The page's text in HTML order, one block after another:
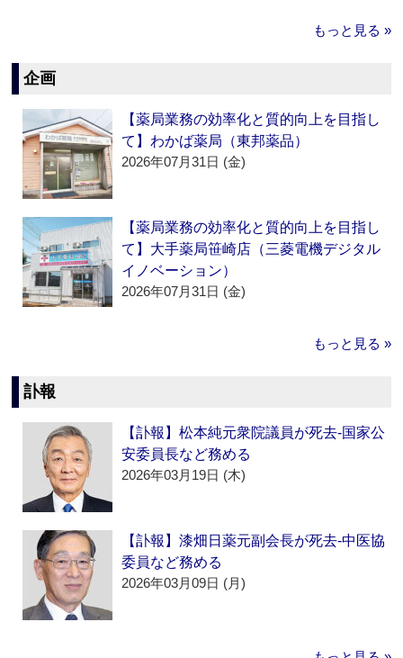
もっと見る »
企画
【薬局業務の効率化と質的向上を目指し
て】わかば薬局（東邦薬品）
2026年07月31日 (金)
【薬局業務の効率化と質的向上を目指し
て】大手薬局笹崎店（三菱電機デジタル
イノベーション）
2026年07月31日 (金)
もっと見る »
訃報
【訃報】松本純元衆院議員が死去‐国家公
安委員長など務める
2026年03月19日 (木)
【訃報】漆畑日薬元副会長が死去‐中医協
委員など務める
2026年03月09日 (月)